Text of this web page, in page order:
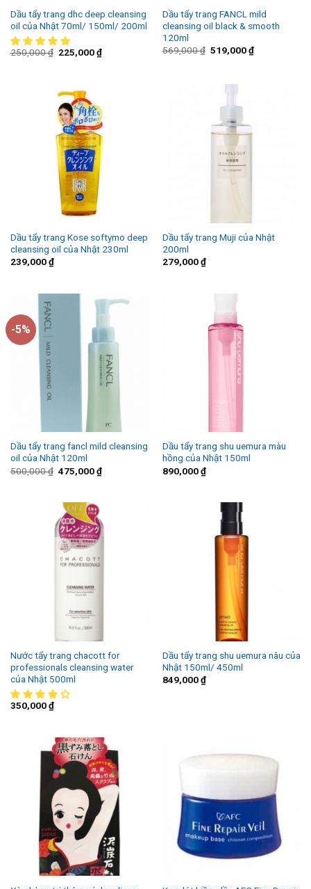
Dầu tẩy trang dhc deep cleansing
oil của Nhật 70ml/ 150ml/ 200ml
250,000₫ 225,000₫
Dầu tẩy trang FANCL mild
cleansing oil black & smooth
120ml
569,000₫ 519,000₫
Dầu tẩy trang Kose softymo deep
cleansing oil của Nhật 230ml
239,000₫
Dầu tẩy trang Muji của Nhật
200ml
279,000₫
-5%
Dầu tẩy trang fancl mild cleansing
oil của Nhật 120ml
500,000₫ 475,000₫
Dầu tẩy trang shu uemura màu
hồng của Nhật 150ml
890,000₫
Nước tẩy trang chacott for
professionals cleansing water
của Nhật 500ml
350,000₫
Dầu tẩy trang shu uemura nâu của
Nhật 150ml/ 450ml
849,000₫